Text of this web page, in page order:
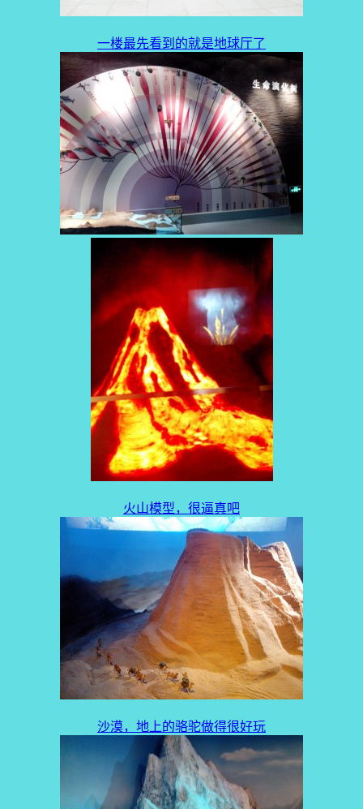
一楼最先看到的就是地球厅了
火山模型，很逼真吧
沙漠，地上的骆驼做得很好玩